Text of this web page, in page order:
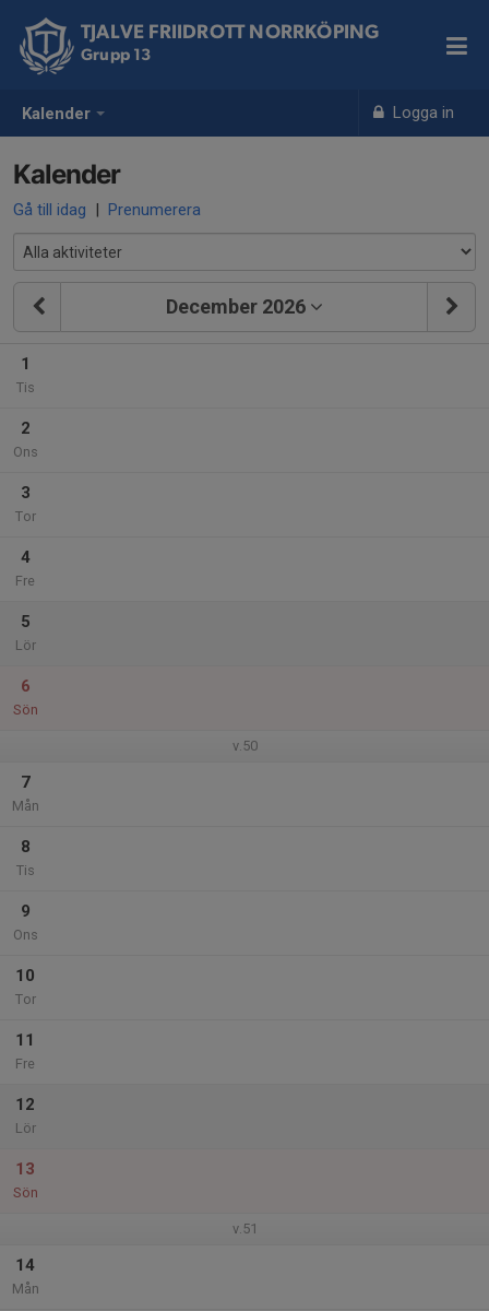
Kalender Logga in
TJALVE FRIIDROTT NORRKÖPING
Grupp 13
Kalender
Gå till idag | Prenumerera
December 2026
1
Tis
2
Ons
3
Tor
4
Fre
5
Lör
6
Sön
v.50
7
Mån
8
Tis
9
Ons
10
Tor
11
Fre
12
Lör
13
Sön
v.51
14
Mån